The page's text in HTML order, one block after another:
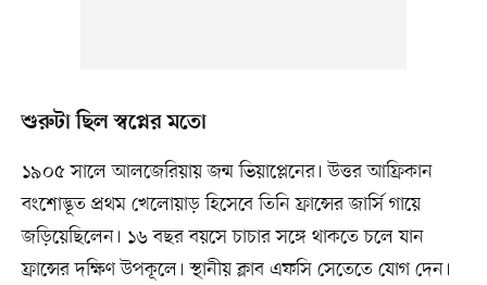
শুরুটা ছিল স্বপ্নের মতো
১৯০৫ সালে আলজেরিয়ায় জন্ম ভিয়াপ্লেনের। উত্তর আফ্রিকান
বংশোদ্ভূত প্রথম খেলোয়াড় হিসেবে তিনি ফ্রান্সের জার্সি গায়ে
জড়িয়েছিলেন। ১৬ বছর বয়সে চাচার সঙ্গে থাকতে চলে যান
ফ্রান্সের দক্ষিণ উপকূলে। স্থানীয় ক্লাব এফসি সেতেতে যোগ দেন।